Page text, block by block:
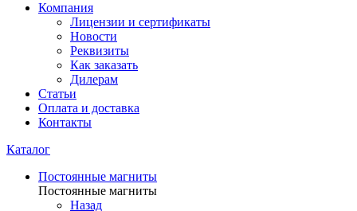
Компания
Лицензии и сертификаты
Новости
Реквизиты
Как заказать
Дилерам
Статьи
Оплата и доставка
Контакты
Каталог
Постоянные магниты
Постоянные магниты
Назад